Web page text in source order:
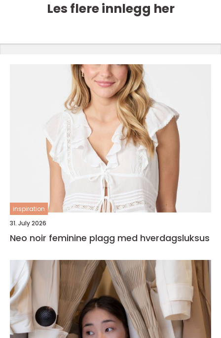
Les flere innlegg her
inspiration
31. July 2026
Neo noir feminine plagg med hverdagsluksus